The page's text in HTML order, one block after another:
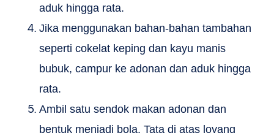
aduk hingga rata.
Jika menggunakan bahan-bahan tambahan
seperti cokelat keping dan kayu manis
bubuk, campur ke adonan dan aduk hingga
rata.
Ambil satu sendok makan adonan dan
bentuk menjadi bola. Tata di atas loyang